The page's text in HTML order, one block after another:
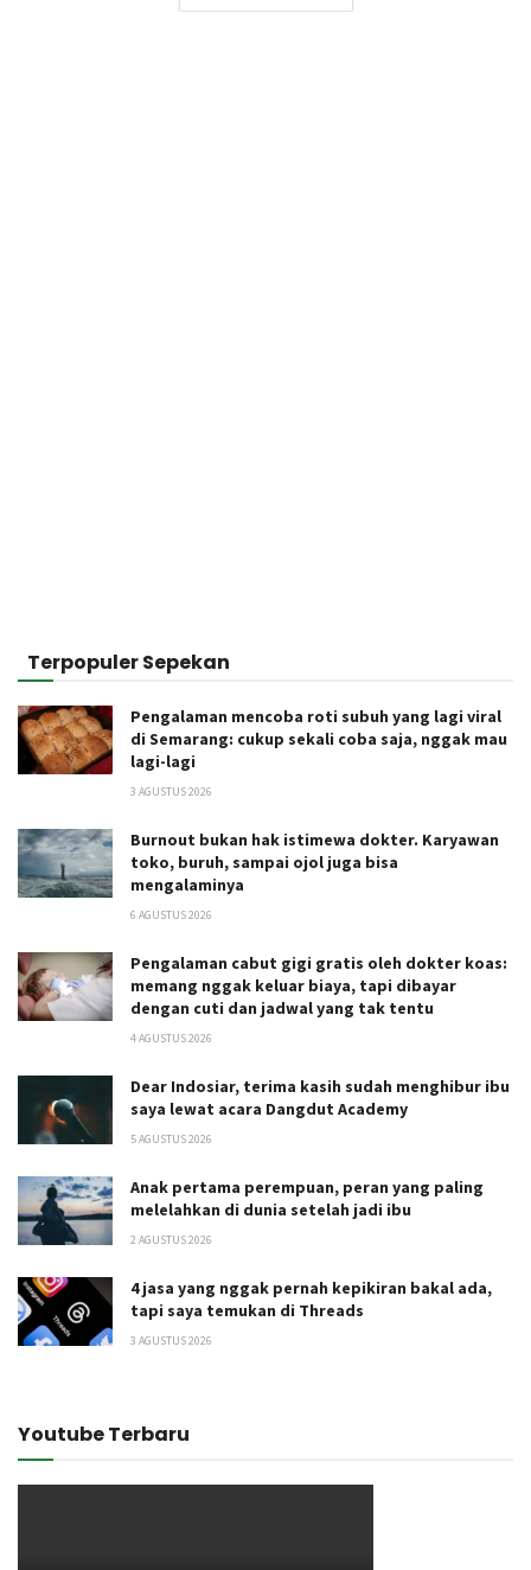
Terpopuler Sepekan
Pengalaman mencoba roti subuh yang lagi viral
di Semarang: cukup sekali coba saja, nggak mau
lagi-lagi
3 AGUSTUS 2026
Burnout bukan hak istimewa dokter. Karyawan
toko, buruh, sampai ojol juga bisa
mengalaminya
6 AGUSTUS 2026
Pengalaman cabut gigi gratis oleh dokter koas:
memang nggak keluar biaya, tapi dibayar
dengan cuti dan jadwal yang tak tentu
4 AGUSTUS 2026
Dear Indosiar, terima kasih sudah menghibur ibu
saya lewat acara Dangdut Academy
5 AGUSTUS 2026
Anak pertama perempuan, peran yang paling
melelahkan di dunia setelah jadi ibu
2 AGUSTUS 2026
4 jasa yang nggak pernah kepikiran bakal ada,
tapi saya temukan di Threads
3 AGUSTUS 2026
Youtube Terbaru